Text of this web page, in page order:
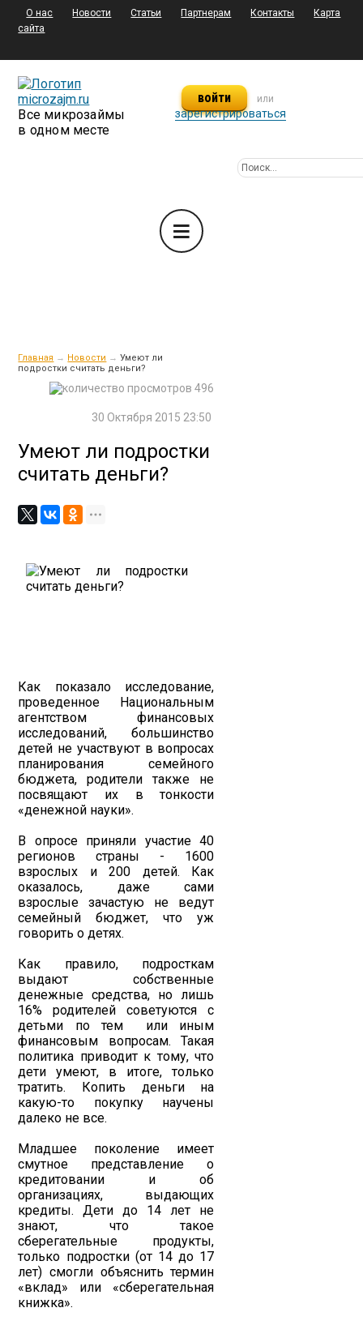
О нас Новости Статьи Партнерам Контакты
Карта
сайта
Все микрозаймы
в одном месте
войти или
зарегистрироваться
Главная → Новости → Умеют ли
подростки считать деньги?
496
30 Октября 2015 23:50
Умеют ли подростки
считать деньги?
Как показало исследование,
проведенное Национальным
агентством финансовых
исследований, большинство
детей не участвуют в вопросах
планирования семейного
бюджета, родители также не
посвящают их в тонкости
«денежной науки».
В опросе приняли участие 40
регионов страны - 1600
взрослых и 200 детей. Как
оказалось, даже сами
взрослые зачастую не ведут
семейный бюджет, что уж
говорить о детях.
Как правило, подросткам
выдают собственные
денежные средства, но лишь
16% родителей советуются с
детьми по тем или иным
финансовым вопросам. Такая
политика приводит к тому, что
дети умеют, в итоге, только
тратить. Копить деньги на
какую-то покупку научены
далеко не все.
Младшее поколение имеет
смутное представление о
кредитовании и об
организациях, выдающих
кредиты. Дети до 14 лет не
знают, что такое
сберегательные продукты,
только подростки (от 14 до 17
лет) смогли объяснить термин
«вклад» или «сберегательная
книжка».